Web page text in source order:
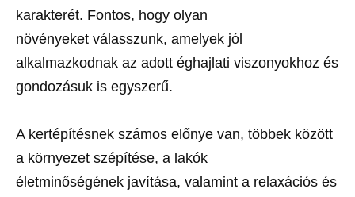
karakterét. Fontos, hogy olyan
növényeket válasszunk, amelyek jól
alkalmazkodnak az adott éghajlati viszonyokhoz és
gondozásuk is egyszerű.
A kertépítésnek számos előnye van, többek között
a környezet szépítése, a lakók
életminőségének javítása, valamint a relaxációs és